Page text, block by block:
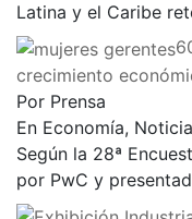
Latina y el Caribe
crecimiento
Por Prensa
En Economía,
Según la 28ª
por PwC y